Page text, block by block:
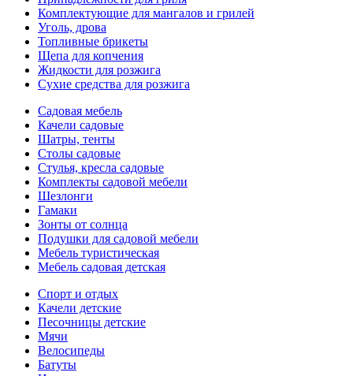
Комплектующие для мангалов и грилей
Уголь, дрова
Топливные брикеты
Щепа для копчения
Жидкости для розжига
Сухие средства для розжига
Садовая мебель
Качели садовые
Шатры, тенты
Столы садовые
Стулья, кресла садовые
Комплекты садовой мебели
Шезлонги
Гамаки
Зонты от солнца
Подушки для садовой мебели
Мебель туристическая
Мебель садовая детская
Спорт и отдых
Качели детские
Песочницы детские
Мячи
Велосипеды
Батуты